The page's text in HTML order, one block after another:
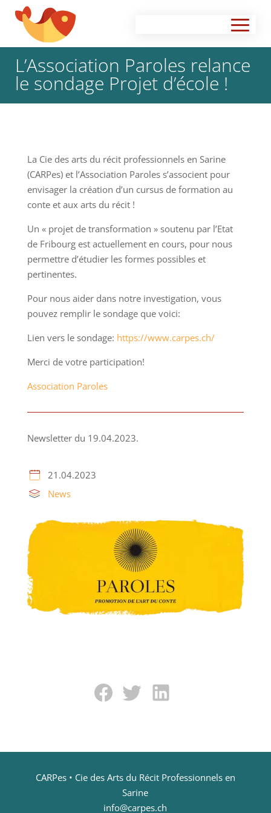
L’Association Paroles relance
le sondage Projet d’école !
La Cie des arts du récit professionnels en Sarine
(CARPes) et l’Association Paroles s’associent pour
envisager la création d’un cursus de formation au
conte et aux arts du récit !
Un « projet de transformation » soutenu par l’Etat
de Fribourg est actuellement en cours, pour nous
permettre d’étudier les formes possibles et
pertinentes.
Pour nous aider dans notre investigation, vous
pouvez remplir le sondage que voici:
Lien vers le sondage: https://www.carpes.ch/
Merci de votre participation!
Association Paroles
Newsletter du 19.04.2023.
21.04.2023
News
CARPes • Cie des Arts du Récit Professionnels en
Sarine
info@carpes.ch